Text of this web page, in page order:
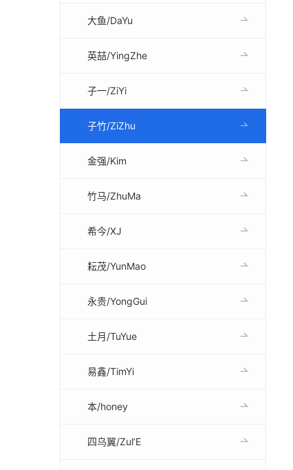
大鱼/DaYu
英喆/YingZhe
子一/ZiYi
子竹/ZiZhu
金强/Kim
竹马/ZhuMa
希今/XJ
耘茂/YunMao
永贵/YongGui
土月/TuYue
易鑫/TimYi
本/honey
四乌翼/Zul’E